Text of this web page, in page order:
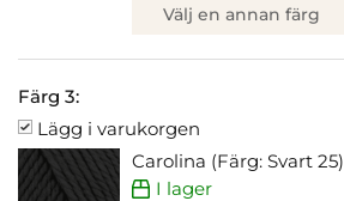
Välj en annan färg
Färg 3:
Lägg i varukorgen
Carolina (Färg: Svart 25)
I lager